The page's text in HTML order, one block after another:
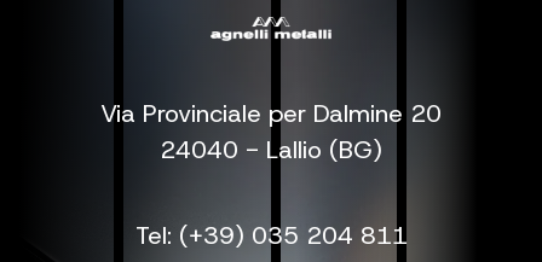
Via Provinciale per Dalmine 20
24040 - Lallio (BG)
Tel: (+39) 035 204 811